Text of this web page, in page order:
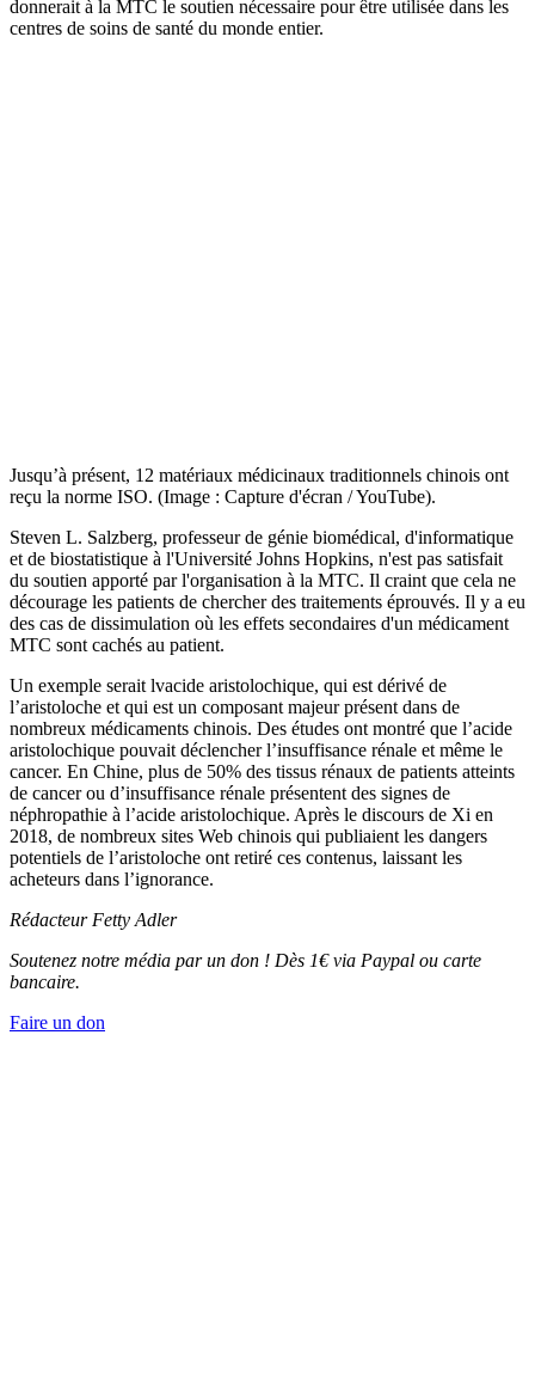
donnerait à la MTC le soutien nécessaire pour être utilisée dans les
centres de soins de santé du monde entier.
Jusqu’à présent, 12 matériaux médicinaux traditionnels chinois ont
reçu la norme ISO. (Image : Capture d'écran / YouTube).
Steven L. Salzberg, professeur de génie biomédical, d'informatique
et de biostatistique à l'Université Johns Hopkins, n'est pas satisfait
du soutien apporté par l'organisation à la MTC. Il craint que cela ne
décourage les patients de chercher des traitements éprouvés. Il y a eu
des cas de dissimulation où les effets secondaires d'un médicament
MTC sont cachés au patient.
Un exemple serait lvacide aristolochique, qui est dérivé de
l’aristoloche et qui est un composant majeur présent dans de
nombreux médicaments chinois. Des études ont montré que l’acide
aristolochique pouvait déclencher l’insuffisance rénale et même le
cancer. En Chine, plus de 50% des tissus rénaux de patients atteints
de cancer ou d’insuffisance rénale présentent des signes de
néphropathie à l’acide aristolochique. Après le discours de Xi en
2018, de nombreux sites Web chinois qui publiaient les dangers
potentiels de l’aristoloche ont retiré ces contenus, laissant les
acheteurs dans l’ignorance.
Rédacteur Fetty Adler
Soutenez notre média par un don ! Dès 1€ via Paypal ou carte
bancaire.
Faire un don